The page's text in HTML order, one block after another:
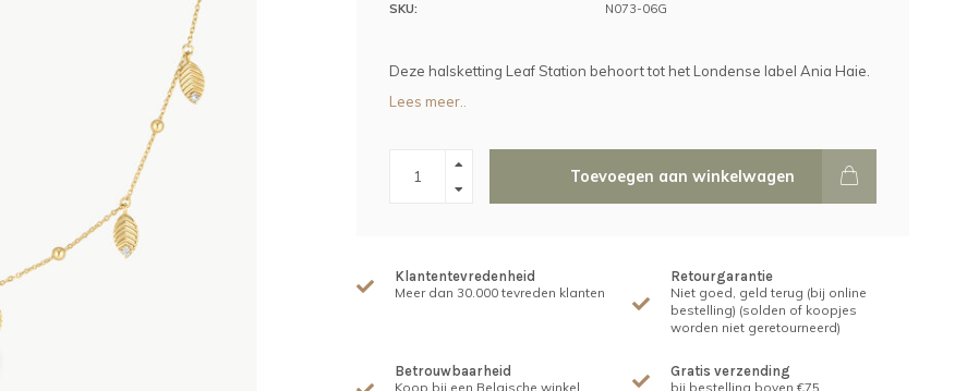
SKU:
N073-06G
Deze halsketting Leaf Station behoort tot het Londense label Ania Haie.
Lees meer..
Toevoegen aan winkelwagen
Klantentevredenheid
Meer dan 30.000 tevreden klanten
Retourgarantie
Niet goed, geld terug (bij online
bestelling) (solden of koopjes
worden niet geretourneerd)
Betrouwbaarheid
Koop bij een Belgische winkel.
Gratis verzending
bij bestelling boven €75